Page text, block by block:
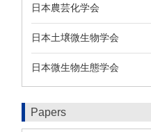
日本農芸化学会
日本土壌微生物学会
日本微生物生態学会
Papers